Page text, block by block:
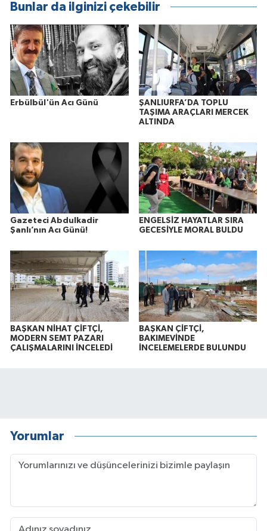
Bunlar da ilginizi çekebilir
Erbülbül'ün Acı Günü
ŞANLIURFA’DA TOPLU
TAŞIMA ARAÇLARI MERCEK
ALTINDA
Gazeteci Abdulkadir
Şanlı’nın Acı Günü!
ENGELSİZ HAYATLAR SIRA
GECESİYLE MORAL BULDU
BAŞKAN NİHAT ÇİFTÇİ,
MODERN SEMT PAZARI
ÇALIŞMALARINI İNCELEDİ
BAŞKAN ÇİFTÇİ,
BAKIMEVİNDE
İNCELEMELERDE BULUNDU
Yorumlar